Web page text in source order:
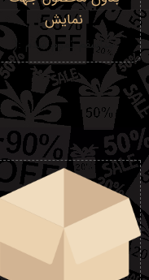
نمایش
متاسفم تموم شدم :(